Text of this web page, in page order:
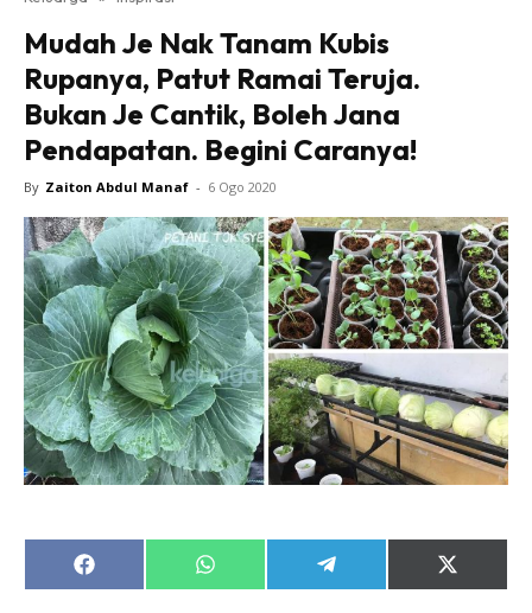
Mudah Je Nak Tanam Kubis
Rupanya, Patut Ramai Teruja.
Bukan Je Cantik, Boleh Jana
Pendapatan. Begini Caranya!
By Zaiton Abdul Manaf - 6 Ogo 2020
Share
on
Share
on
Share
on
Share
on